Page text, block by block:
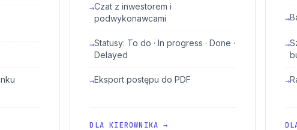
→Czat z inwestorem i
podwykonawcami
→Statusy: To do · In progress · Done ·
Delayed
→Eksport postępu do PDF
DLA KIEROWNIKA →
→
→
→